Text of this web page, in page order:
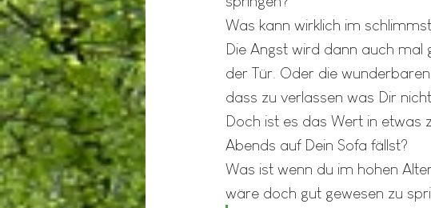
Was kann wirklich im
Die Angst wird dann auch mal
der Tür. Oder die
dass zu verlassen was Dir
Doch ist es das Wert in etwas
Abends auf Dein Sofa fällst?
Was ist wenn du im hohen
wäre doch gut gewesen zu